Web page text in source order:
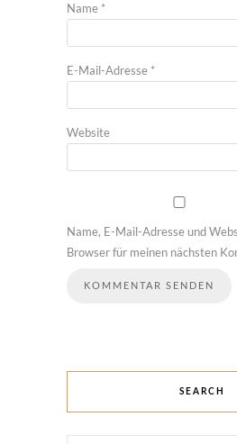
Name *
E-Mail-Adresse *
Website
Name, E-Mail-Adresse und
Browser für meinen nächsten
SEARCH